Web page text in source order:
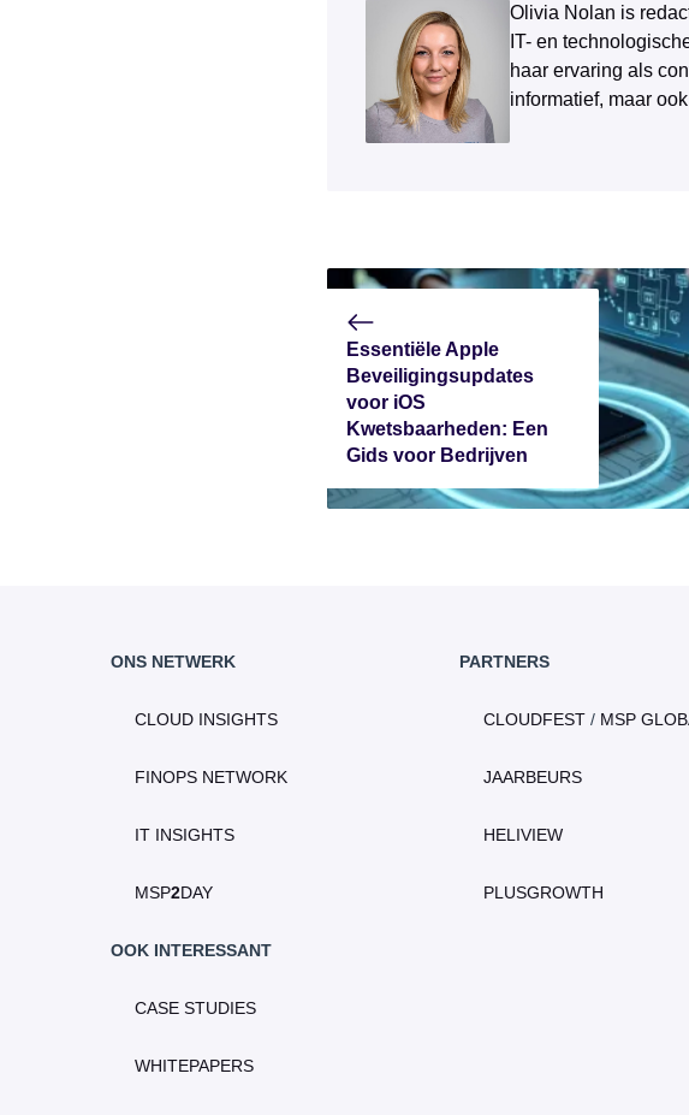
Olivia Nolan is
IT- en
haar ervaring als
informatief, maar
Essentiële Apple
Beveiligingsupdates
voor iOS
Kwetsbaarheden: Een
Gids voor Bedrijven
ONS NETWERK
CLOUD INSIGHTS
FINOPS NETWORK
IT INSIGHTS
MSP2DAY
OOK INTERESSANT
CASE STUDIES
WHITEPAPERS
PARTNERS
CLOUDFEST / MSP
JAARBEURS
HELIVIEW
PLUSGROWTH